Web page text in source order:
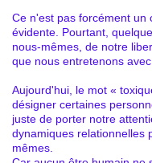
Ce n'est pas forcément un
évidente. Pourtant,
nous-mêmes, de notre
que nous entretenons avec
Aujourd'hui, le mot «
désigner certaines
juste de porter notre
dynamiques relationnelles
mêmes.